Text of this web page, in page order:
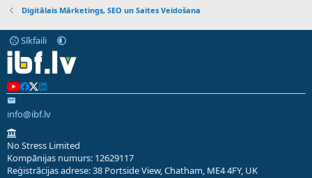
Digitālais Mārketings, SEO un Saites Veidošana
Sīkfaili
info@ibf.lv
No Stress Limited
Kompānijas numurs: 12629117
Reģistrācijas adrese: 38 Portside View, Chatham, ME4 4FY, UK